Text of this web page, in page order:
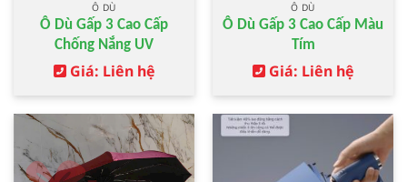
Ô DÙ
Ô Dù Gấp 3 Cao Cấp
Chống Nắng UV
Giá: Liên hệ
Ô DÙ
Ô Dù Gấp 3 Cao Cấp Màu
Tím
Giá: Liên hệ